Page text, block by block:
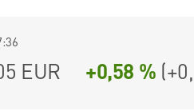
EUR +0,58 % (